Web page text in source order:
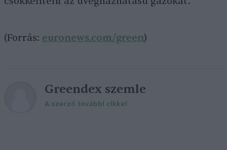
(Forrás: euronews.com/green)
Greendex szemle
A szerző további cikkei